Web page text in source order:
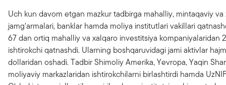
Uch kun davom etgan mazkur tadbirga mahalliy, mintaqaviy
jamg‘armalari, banklar hamda moliya institutlari vakillari
67 dan ortiq mahalliy va xalqaro investitsiya kompaniyalaridan
ishtirokchi qatnashdi. Ularning boshqaruvidagi jami aktivlar
dollaridan oshadi. Tadbir Shimoliy Amerika, Yevropa, Yaqin
moliyaviy markazlaridan ishtirokchilarni birlashtirdi hamda